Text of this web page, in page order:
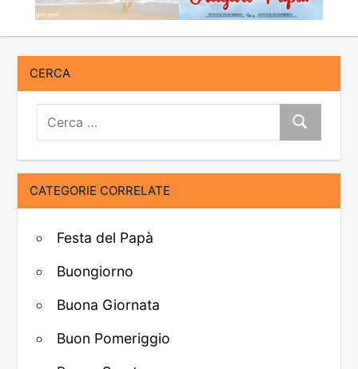
CERCA
Cerca:
Cerca
CATEGORIE CORRELATE
Festa del Papà
Buongiorno
Buona Giornata
Buon Pomeriggio